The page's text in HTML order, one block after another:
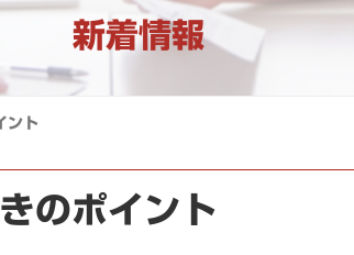
新着情報
ント
のポイント